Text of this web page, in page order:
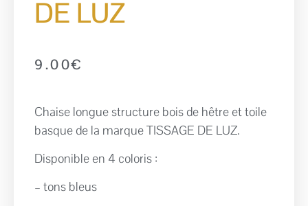
DE LUZ
9.00€
Chaise longue structure bois de hêtre et toile
basque de la marque TISSAGE DE LUZ.
Disponible en 4 coloris :
– tons bleus